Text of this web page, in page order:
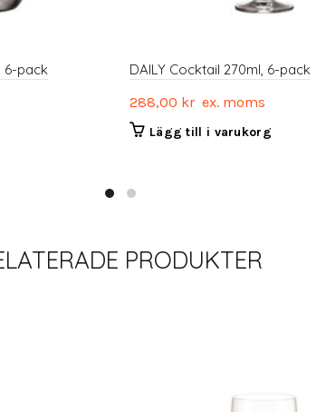
6-pack
DAILY Cocktail 270ml, 6-pack
288,00 krex. moms
Lägg till i varukorg
PRODUKTER